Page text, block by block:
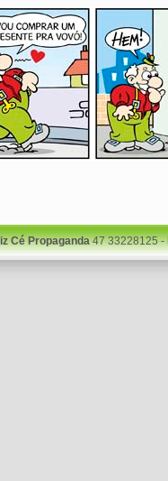
Cé Propaganda47 33228125 -